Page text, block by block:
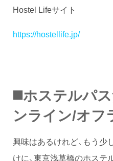
Hostel Lifeサイト
https://hostellife.jp/
◼️ホステルパス
ンライン/オフ
興味はあるけれど、もう
けに、東京浅草橋のホステ